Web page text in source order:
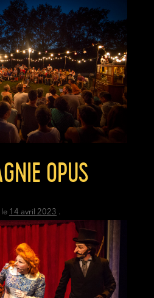
OPUS
le 14 avril 2023 .